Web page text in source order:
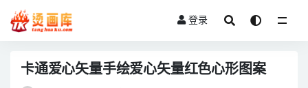
登录
卡通爱心矢量手绘爱心矢量红色心形图案